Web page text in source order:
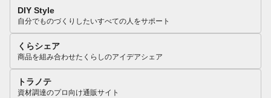
DIY Style
自分でものづくりしたいすべての人をサポート
くらシェア
商品を組み合わせたくらしのアイデアシェア
トラノテ
資材調達のプロ向け通販サイト